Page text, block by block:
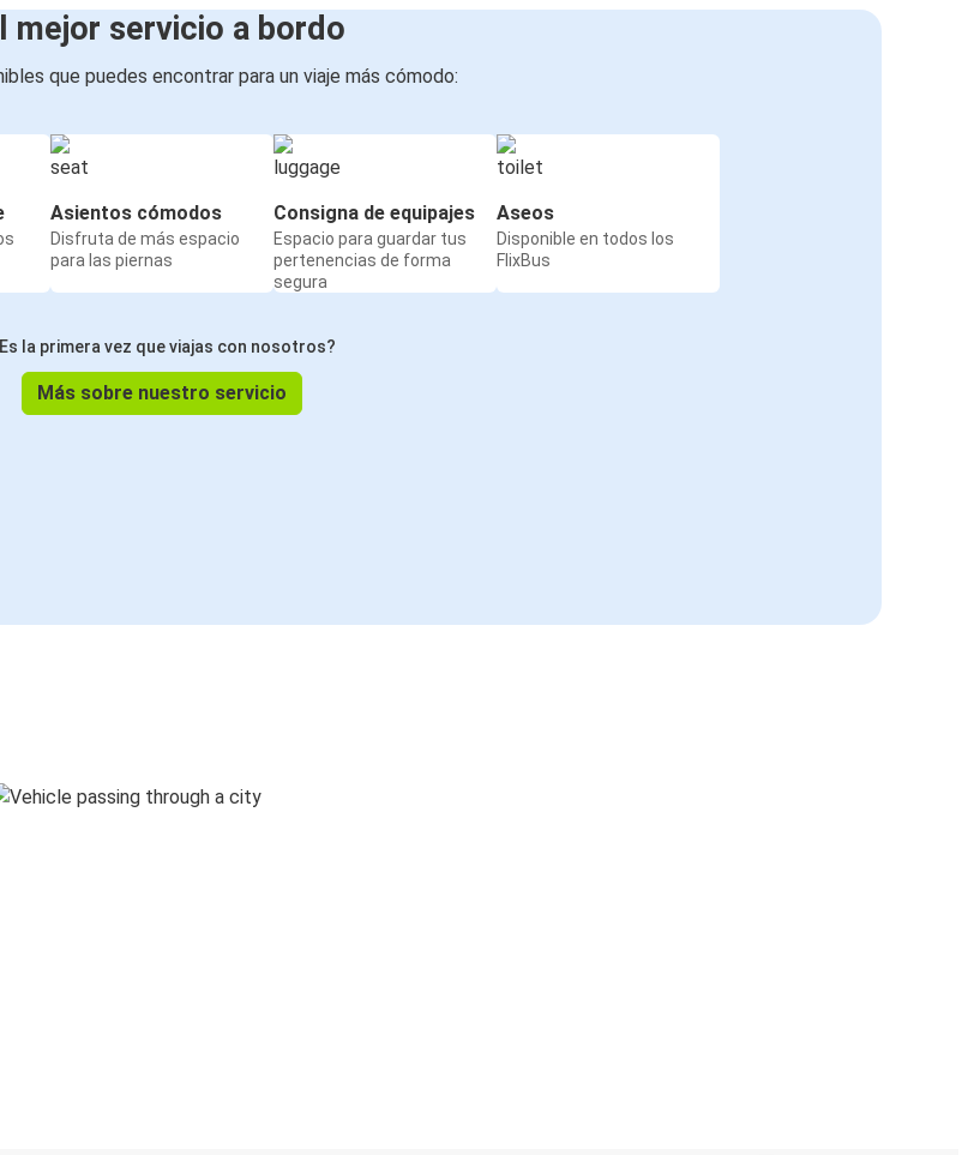
mejor servicio a bordo
que puedes encontrar para un viaje más cómodo:
Asientos cómodos
Disfruta de más espacio
para las piernas
Consigna de equipajes
Espacio para guardar tus
pertenencias de forma
segura
Aseos
Disponible en todos los
FlixBus
la primera vez que viajas con nosotros?
Más sobre nuestro servicio